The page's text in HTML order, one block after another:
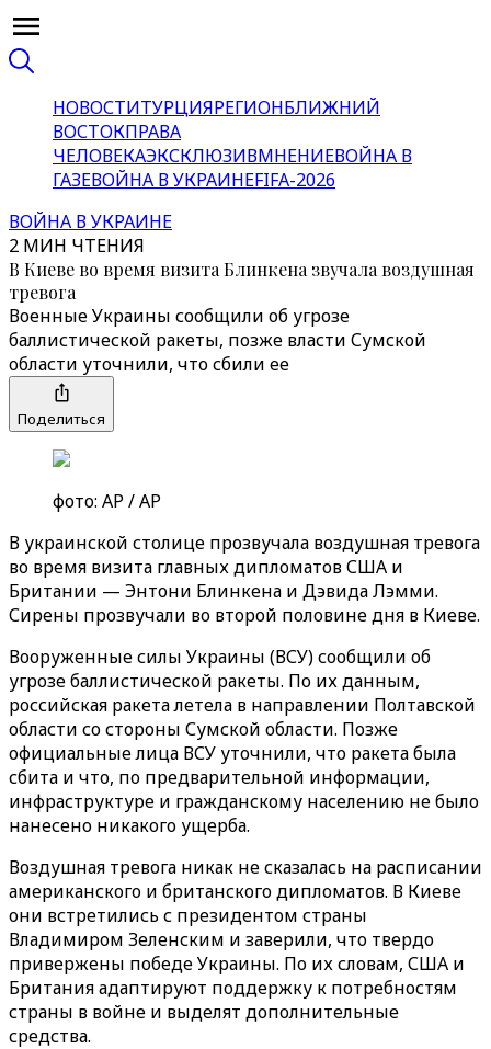
НОВОСТИТУРЦИЯРЕГИОНБЛИЖНИЙ
ВОСТОКПРАВА
ЧЕЛОВЕКАЭКСКЛЮЗИВМНЕНИЕВОЙНА В
ГАЗЕВОЙНА В УКРАИНЕFIFA-2026
ВОЙНА В УКРАИНЕ
2 МИН ЧТЕНИЯ
В Киеве во время визита Блинкена звучала воздушная
тревога
Военные Украины сообщили об угрозе
баллистической ракеты, позже власти Сумской
области уточнили, что сбили ее
Поделиться
фото: AP / AP
В украинской столице прозвучала воздушная тревога
во время визита главных дипломатов США и
Британии — Энтони Блинкена и Дэвида Лэмми.
Сирены прозвучали во второй половине дня в Киеве.
Вооруженные силы Украины (ВСУ) сообщили об
угрозе баллистической ракеты. По их данным,
российская ракета летела в направлении Полтавской
области со стороны Сумской области. Позже
официальные лица ВСУ уточнили, что ракета была
сбита и что, по предварительной информации,
инфраструктуре и гражданскому населению не было
нанесено никакого ущерба.
Воздушная тревога никак не сказалась на расписании
американского и британского дипломатов. В Киеве
они встретились с президентом страны
Владимиром Зеленским и заверили, что твердо
привержены победе Украины. По их словам, США и
Британия адаптируют поддержку к потребностям
страны в войне и выделят дополнительные
средства.